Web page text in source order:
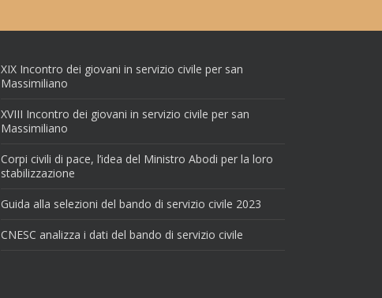
XIX Incontro dei giovani in servizio civile per san
Massimiliano
XVIII Incontro dei giovani in servizio civile per san
Massimiliano
Corpi civili di pace, l’idea del Ministro Abodi per la loro
stabilizzazione
Guida alla selezioni del bando di servizio civile 2023
CNESC analizza i dati del bando di servizio civile